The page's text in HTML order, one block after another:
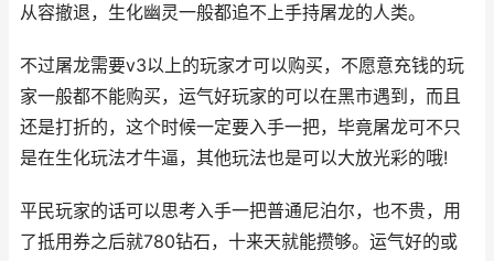
从容撤退，生化幽灵一般都追不上手持屠龙的人类。
不过屠龙需要v3以上的玩家才可以购买，不愿意充钱的玩
家一般都不能购买，运气好玩家的可以在黑市遇到，而且
还是打折的，这个时候一定要入手一把，毕竟屠龙可不只
是在生化玩法才牛逼，其他玩法也是可以大放光彩的哦!
平民玩家的话可以思考入手一把普通尼泊尔，也不贵，用
了抵用券之后就780钻石，十来天就能攒够。运气好的或